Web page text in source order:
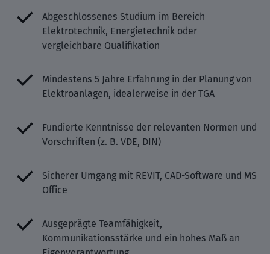
Abgeschlossenes Studium im Bereich
Elektrotechnik, Energietechnik oder
vergleichbare Qualifikation
Mindestens 5 Jahre Erfahrung in der Planung von
Elektroanlagen, idealerweise in der TGA
Fundierte Kenntnisse der relevanten Normen und
Vorschriften (z. B. VDE, DIN)
Sicherer Umgang mit REVIT, CAD-Software und MS
Office
Ausgeprägte Teamfähigkeit,
Kommunikationsstärke und ein hohes Maß an